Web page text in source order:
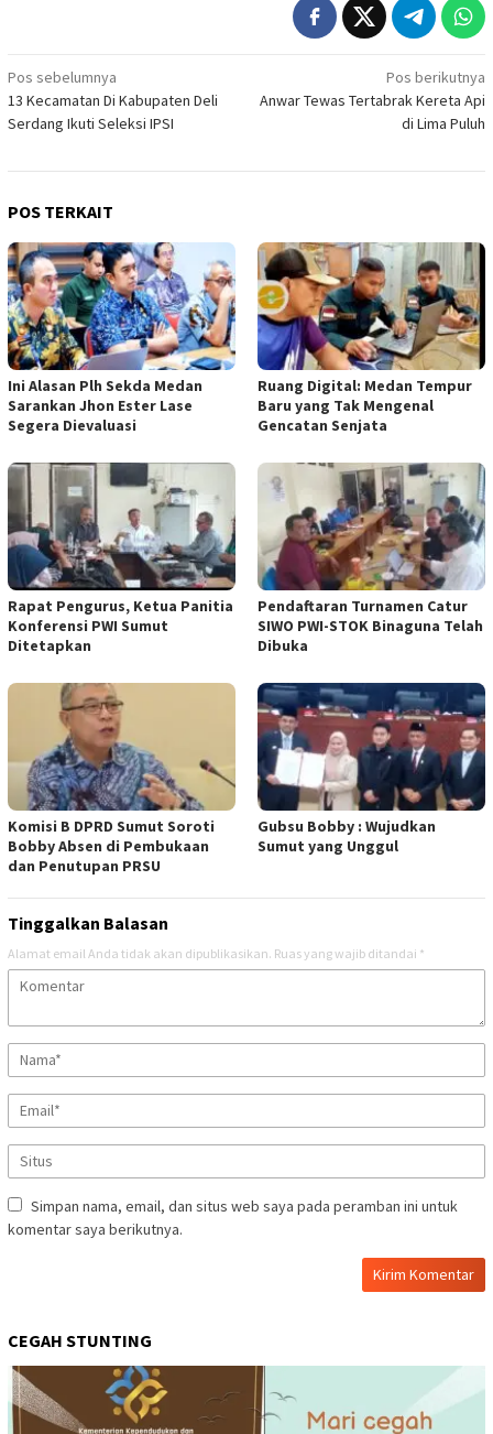
Navigasi
pos
Pos sebelumnya
13 Kecamatan Di Kabupaten Deli
Serdang Ikuti Seleksi IPSI
Pos berikutnya
Anwar Tewas Tertabrak Kereta Api
di Lima Puluh
POS TERKAIT
Ini Alasan Plh Sekda Medan
Sarankan Jhon Ester Lase
Segera Dievaluasi
Ruang Digital: Medan Tempur
Baru yang Tak Mengenal
Gencatan Senjata
Rapat Pengurus, Ketua Panitia
Konferensi PWI Sumut
Ditetapkan
Pendaftaran Turnamen Catur
SIWO PWI-STOK Binaguna Telah
Dibuka
Komisi B DPRD Sumut Soroti
Bobby Absen di Pembukaan
dan Penutupan PRSU
Gubsu Bobby : Wujudkan
Sumut yang Unggul
Tinggalkan Balasan
Alamat email Anda tidak akan dipublikasikan. Ruas yang wajib ditandai *
Simpan nama, email, dan situs web saya pada peramban ini untuk
komentar saya berikutnya.
CEGAH STUNTING